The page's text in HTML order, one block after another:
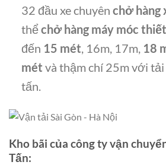
32 đầu xe chuyên chở hàng
thểchở hàng máy móc
đến 15 mét , 16m, 17m, 18
mét và thậm chí 25m với
tấn.
Kho bãi của công ty vận
Tấn: